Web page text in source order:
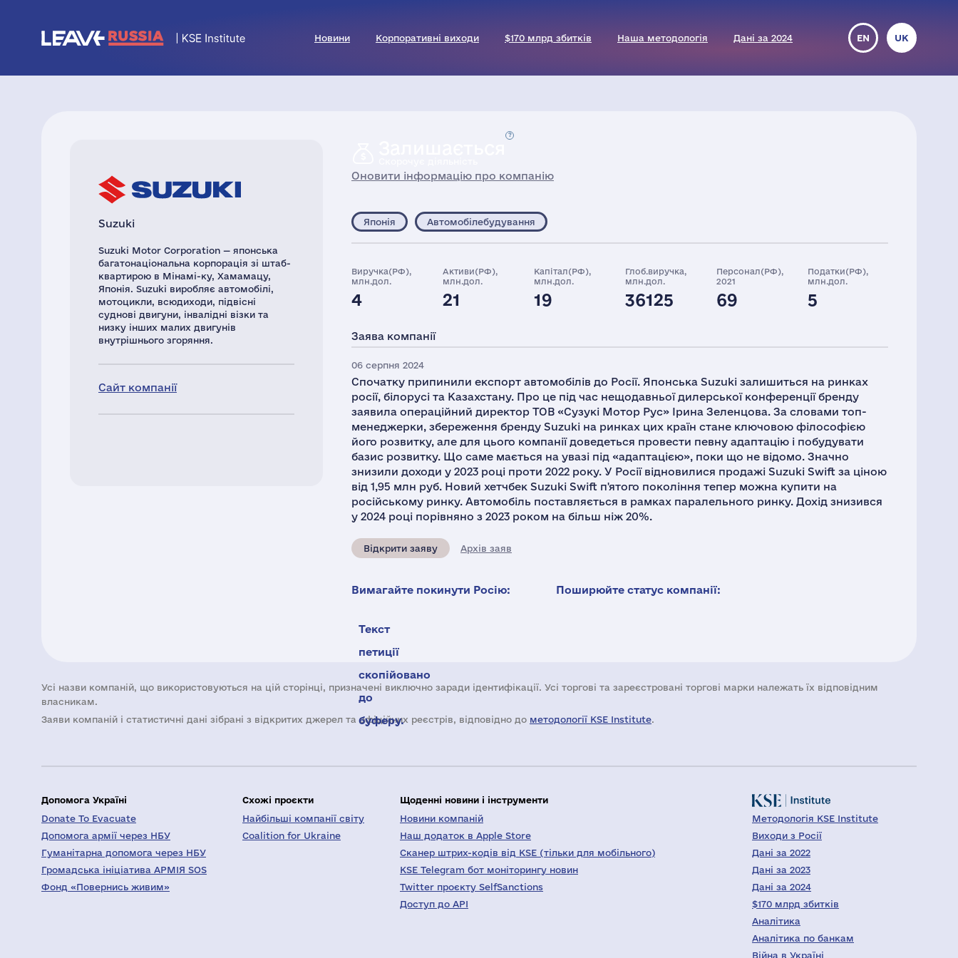
Новини Корпоративні виходи $170 млрд збитків Наша методологія Дані за 2024 EN UK
Suzuki
Suzuki Motor Corporation — японська
багатонаціональна корпорація зі штаб-
квартирою в Мінамі-ку, Хамамацу,
Японія. Suzuki виробляє автомобілі,
мотоцикли, всюдиходи, підвісні
суднові двигуни, інвалідні візки та
низку інших малих двигунів
внутрішнього згоряння.
Сайт компанії
Оновити інформацію про компанію
Японія Автомобілебудування
Виручка(РФ),
млн.дол.
4
Активи(РФ),
млн.дол.
21
Капітал(РФ),
млн.дол.
19
Глоб.виручка,
млн.дол.
36125
Персонал(РФ),
2021
69
Податки(РФ),
млн.дол.
5
Заява компанії
06 серпня 2024
Спочатку припинили експорт автомобілів до Росії. Японська Suzuki залишиться на ринках
росії, білорусі та Казахстану. Про це під час нещодавньої дилерської конференції бренду
заявила операційний директор ТОВ «Сузукі Мотор Рус» Ірина Зеленцова. За словами топ-
менеджерки, збереження бренду Suzuki на ринках цих країн стане ключовою філософією
його розвитку, але для цього компанії доведеться провести певну адаптацію і побудувати
базис розвитку. Що саме мається на увазі під «адаптацією», поки що не відомо. Значно
знизили доходи у 2023 році проти 2022 року. У Росії відновилися продажі Suzuki Swift за ціною
від 1,95 млн руб. Новий хетчбек Suzuki Swift п'ятого покоління тепер можна купити на
російському ринку. Автомобіль поставляється в рамках паралельного ринку. Дохід знизився
у 2024 році порівняно з 2023 роком на більш ніж 20%.
Відкрити заяву Архів заяв
Вимагайте покинути Росію:
Текст
петиції
скопійовано
до
буферу.
Поширюйте статус компанії:
Усі назви компаній, що використовуються на цій сторінці, призначені виключно заради ідентифікації. Усі торгові та зареєстровані торгові марки належать їх відповідним
власникам.
Заяви компаній i статистичні дані зібрані з відкритих джерел та офіційних реєстрів, відповідно до методології KSE Institute.
Допомога Україні
Donate To Evacuate
Допомога армії через НБУ
Гуманітарна допомога через НБУ
Громадська ініціатива АРМІЯ SOS
Фонд «Повернись живим»
Схожі проєкти
Найбільші компанії світу
Coalition for Ukraine
Щоденні новини і інструменти
Новини компаній
Наш додаток в Apple Store
Сканер штрих-кодів від KSE (тільки для мобільного)
KSE Telegram бот моніторингу новин
Twitter проєкту SelfSanctions
Доступ до API
Методологія KSE Institute
Виходи з Росії
Дані за 2022
Дані за 2023
Дані за 2024
$170 млрд збитків
Аналітика
Аналітика по банкам
Війна в Україні